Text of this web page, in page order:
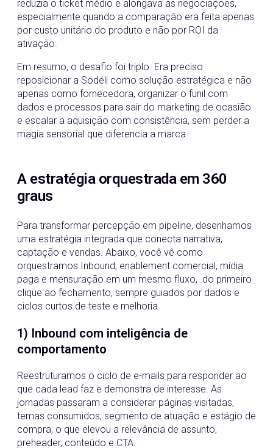
reduzia o ticket médio e alongava as negociações,
especialmente quando a comparação era feita apenas
por custo unitário do produto e não por ROI da
ativação.
Em resumo, o desafio foi triplo. Era preciso
reposicionar a Sodéli como solução estratégica e não
apenas como fornecedora, organizar o funil com
dados e processos para sair do marketing de ocasião
e escalar a aquisição com consistência, sem perder a
magia sensorial que diferencia a marca.
A estratégia orquestrada em 360
graus
Para transformar percepção em pipeline, desenhamos
uma estratégia integrada que conecta narrativa,
captação e vendas. Abaixo, você vê como
orquestramos Inbound, enablement comercial, mídia
paga e mensuração em um mesmo fluxo, do primeiro
clique ao fechamento, sempre guiados por dados e
ciclos curtos de teste e melhoria.
1) Inbound com inteligência de
comportamento
Reestruturamos o ciclo de e-mails para responder ao
que cada lead faz e demonstra de interesse. As
jornadas passaram a considerar páginas visitadas,
temas consumidos, segmento de atuação e estágio de
compra, o que elevou a relevância de assunto,
preheader, conteúdo e CTA.